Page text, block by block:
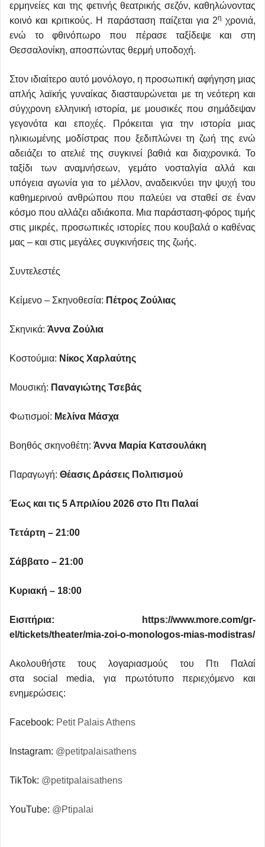
ερμηνείες και της φετινής θεατρικής σεζόν, καθηλώνοντας
κοινό και κριτικούς. Η παράσταση παίζεται για 2η χρονιά,
ενώ το φθινόπωρο που πέρασε ταξίδεψε και στη
Θεσσαλονίκη, αποσπώντας θερμή υποδοχή.
Στον ιδιαίτερο αυτό μονόλογο, η προσωπική αφήγηση μιας
απλής λαϊκής γυναίκας διασταυρώνεται με τη νεότερη και
σύγχρονη ελληνική ιστορία, με μουσικές που σημάδεψαν
γεγονότα και εποχές. Πρόκειται για την ιστορία μιας
ηλικιωμένης μοδίστρας που ξεδιπλώνει τη ζωή της ενώ
αδειάζει το ατελιέ της συγκινεί βαθιά και διαχρονικά. Το
ταξίδι των αναμνήσεων, γεμάτο νοσταλγία αλλά και
υπόγεια αγωνία για το μέλλον, αναδεικνύει την ψυχή του
καθημερινού ανθρώπου που παλεύει να σταθεί σε έναν
κόσμο που αλλάζει αδιάκοπα. Μια παράσταση-φόρος τιμής
στις μικρές, προσωπικές ιστορίες που κουβαλά ο καθένας
μας – και στις μεγάλες συγκινήσεις της ζωής.
Συντελεστές
Κείμενο – Σκηνοθεσία: Πέτρος Ζούλιας
Σκηνικά: Άννα Ζούλια
Κοστούμια: Νίκος Χαρλαύτης
Μουσική: Παναγιώτης Τσεβάς
Φωτισμοί: Μελίνα Μάσχα
Βοηθός σκηνοθέτη: Άννα Μαρία Κατσουλάκη
Παραγωγή: Θέασις Δράσεις Πολιτισμού
Έως και τις 5 Απριλίου 2026 στο Πτι Παλαί
Τετάρτη – 21:00
Σάββατο – 21:00
Κυριακή – 18:00
Εισιτήρια: https://www.more.com/gr-
el/tickets/theater/mia-zoi-o-monologos-mias-modistras/
Ακολουθήστε τους λογαριασμούς του Πτι Παλαί
στα social media, για πρωτότυπο περιεχόμενο και
ενημερώσεις:
Facebook: Petit Palais Athens
Instagram: @petitpalaisathens
TikTok: @petitpalaisathens
YouTube: @Ptipalai